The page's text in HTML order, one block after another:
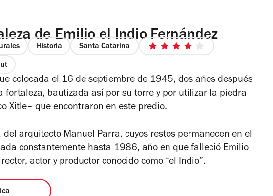
de Emilio el Indio Fernández
Historia Santa Catarina
4
colocada el 16 de septiembre de 1945, dos años después
fortaleza, bautizada así por su torre y por utilizar la piedra
Xitle– que encontraron en este predio.
del arquitecto Manuel Parra, cuyos restos permanecen en el
constantemente hasta 1986, año en que falleció Emilio
actor y productor conocido como “el Indio”.